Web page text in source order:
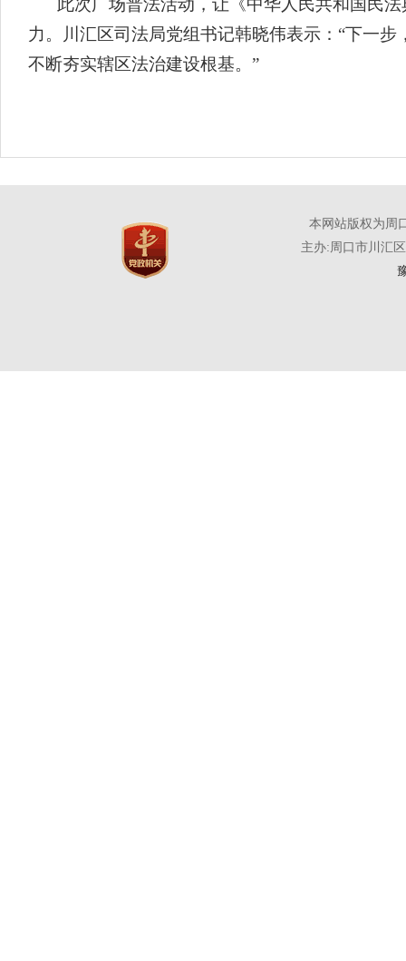
此次广场普法活动，让《中华人民共和国民
力。川汇区司法局党组书记韩晓伟表示：“下一
不断夯实辖区法治建设根基。”
本网站版权为周
主办:周口市川汇